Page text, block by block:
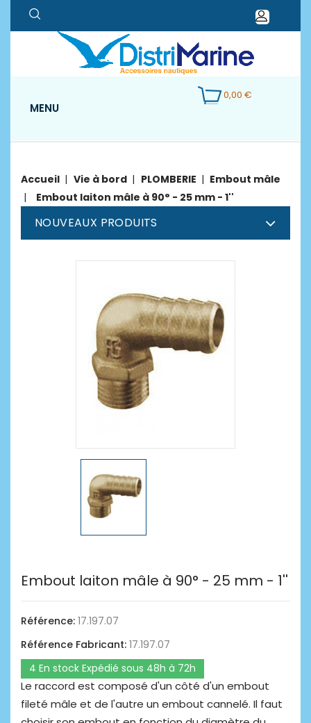
0,00 €
MENU
Accueil Vie à bord PLOMBERIE
Embout mâle
Embout laiton mâle à 90° - 25 mm - 1''
NOUVEAUX PRODUITS
Embout laiton mâle à 90° - 25 mm - 1''
Référence: 17.197.07
Référence Fabricant: 17.197.07
4 En stock Expédié sous 48h à 72h
Le raccord est composé d'un côté d'un embout
fileté mâle et de l'autre un embout cannelé. Il faut